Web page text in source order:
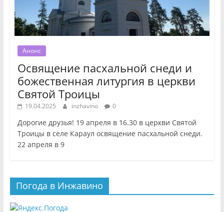
Анонс
Освящение пасхальной снеди и
божественная литургия в церкви
Святой Троицы
19.04.2025 inzhavino 0
Дорогие друзья! 19 апреля в 16.30 в церкви Святой
Троицы в селе Караул освящение пасхальной снеди.
22 апреля в 9
Погода в Инжавино